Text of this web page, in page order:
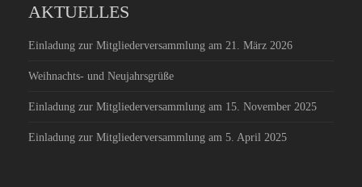
AKTUELLES
Einladung zur Mitgliederversammlung am 21. März 2026
Weihnachts- und Neujahrsgrüße
Einladung zur Mitgliederversammlung am 15. November 2025
Einladung zur Mitgliederversammlung am 5. April 2025